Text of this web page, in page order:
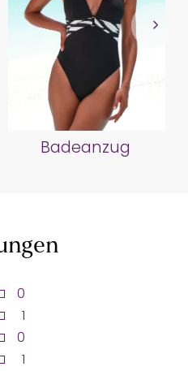
Badeanzug
0
1
0
1